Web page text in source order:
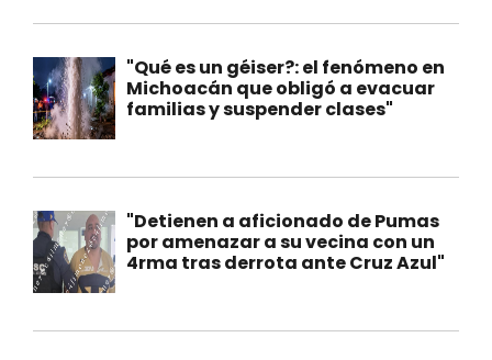
"Qué es un géiser?: el fenómeno en
Michoacán que obligó a evacuar
familias y suspender clases"
"Detienen a aficionado de Pumas
por amenazar a su vecina con un
4rma tras derrota ante Cruz Azul"